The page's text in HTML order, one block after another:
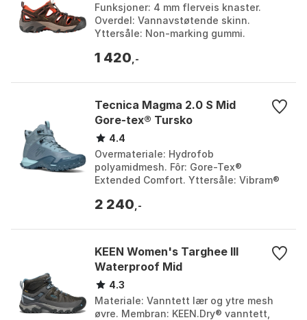
Funksjoner: 4 mm flerveis knaster.
Overdel: Vannavstøtende skinn.
Yttersåle: Non-marking gummi.
dobbel tetthet. Farge: Blac...
1 420 ,-
Tecnica Magma 2.0 S Mid
Gore-tex® Tursko
4.4
Overmateriale: Hydrofob
polyamidmesh. Fôr: Gore-Tex®
Extended Comfort. Yttersåle: Vibram®
Mellomsåle: Komprimert EVA med høy
2 240 ,-
KEEN Women's Targhee III
Waterproof Mid
4.3
Materiale: Vanntett lær og ytre mesh
øvre. Membran: KEEN.Dry® vanntett,